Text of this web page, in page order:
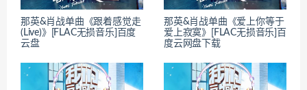
那英&肖战单曲《跟着感觉走
(Live)》[FLAC无损音乐]百度
云盘
那英&肖战单曲《爱上你等于
爱上寂寞》[FLAC无损音乐]百
度云网盘下载